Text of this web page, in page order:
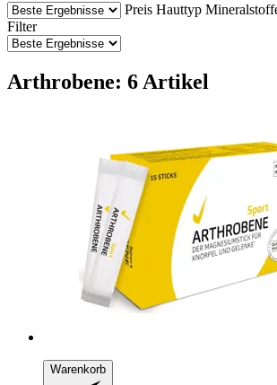
Preis Hauttyp
Filter
Arthrobene: 6 Artikel
Warenkorb